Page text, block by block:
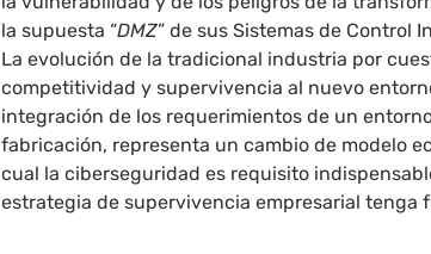
la supuesta “DMZ” de sus Sistemas de Control
La evolución de la tradicional industria por
competitividad y supervivencia al nuevo
integración de los requerimientos de un
fabricación, representa un cambio de modelo
cual la ciberseguridad es requisito
estrategia de supervivencia empresarial tenga